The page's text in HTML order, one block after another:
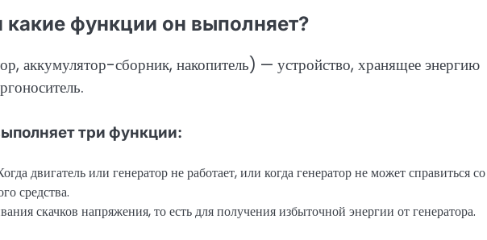
какие функции он выполняет?
аккумулятор-сборник, накопитель) — устройство, хранящее энергию
три функции:
двигатель или генератор не работает, или когда генератор не может справиться со
средства.
скачков напряжения, то есть для получения избыточной энергии от генератора.